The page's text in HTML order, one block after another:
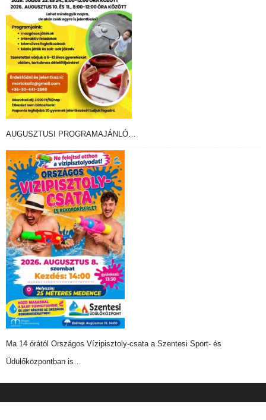
AUGUSZTUSI PROGRAMAJÁNLÓ…
Ma 14 órától Országos Vízipisztoly-csata a Szentesi Sport- és
Üdülőközpontban is…